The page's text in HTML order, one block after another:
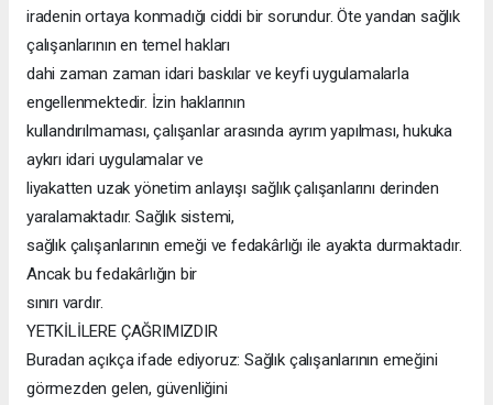
iradenin ortaya konmadığı ciddi bir sorundur. Öte yandan sağlık
çalışanlarının en temel hakları
dahi zaman zaman idari baskılar ve keyfi uygulamalarla
engellenmektedir. İzin haklarının
kullandırılmaması, çalışanlar arasında ayrım yapılması, hukuka
aykırı idari uygulamalar ve
liyakatten uzak yönetim anlayışı sağlık çalışanlarını derinden
yaralamaktadır. Sağlık sistemi,
sağlık çalışanlarının emeği ve fedakârlığı ile ayakta durmaktadır.
Ancak bu fedakârlığın bir
sınırı vardır.
YETKİLİLERE ÇAĞRIMIZDIR
Buradan açıkça ifade ediyoruz: Sağlık çalışanlarının emeğini
görmezden gelen, güvenliğini